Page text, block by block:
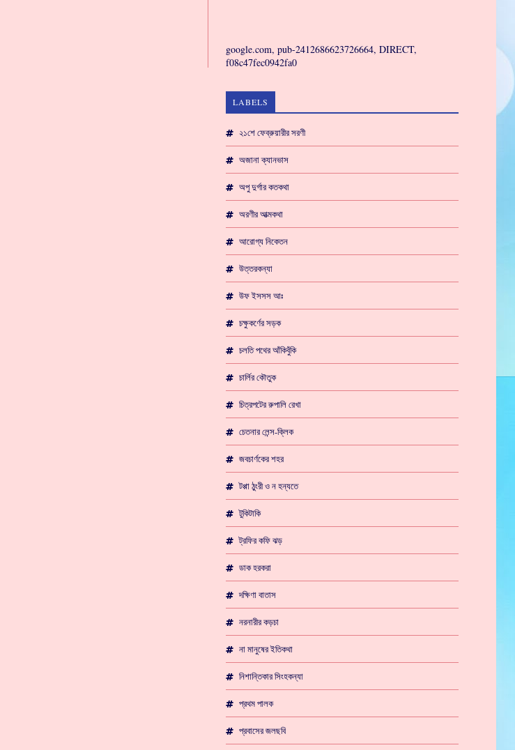
google.com, pub-2412686623726664, DIRECT,
f08c47fec0942fa0
LABELS
২১শে ফেব্রুয়ারীর সরণী
অজানা ক্যানভাস
অপু দুর্গার কতকথা
অরণীর আত্মকথা
আরোগ্য নিকেতন
উত্তরকন্যা
উফ ইসসস আঃ
চক্ষুকর্ণের সড়ক
চলতি পথের আঁকিবুঁকি
চার্লির কৌতুক
চিত্রপটের রুপালি রেখা
চেতনার লেন্স-ক্লিক
জবচার্ণকের শহর
টপ্পা ঠুংরী ও ন হন্যতে
টুকিটাকি
ট্রফির কফি ঝড়
ডাক হরকরা
দক্ষিণা বাতাস
নরনারীর কড়চা
না মানুষের ইতিকথা
নিশান্তিকার সিংহকন্যা
প্রথম পালক
প্রবাসের জলছবি